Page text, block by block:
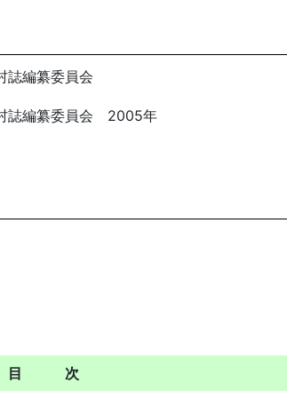
誌編纂委員会
誌編纂委員会 2005年
目 次